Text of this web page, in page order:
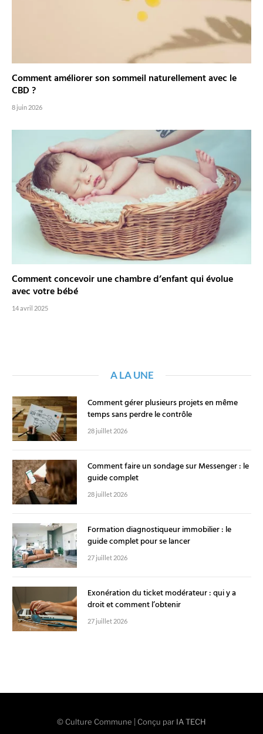
Comment améliorer son sommeil naturellement avec le
CBD ?
8 juin 2026
Comment concevoir une chambre d’enfant qui évolue
avec votre bébé
14 avril 2025
A LA UNE
Comment gérer plusieurs projets en même
temps sans perdre le contrôle
28 juillet 2026
Comment faire un sondage sur Messenger : le
guide complet
28 juillet 2026
Formation diagnostiqueur immobilier : le
guide complet pour se lancer
27 juillet 2026
Exonération du ticket modérateur : qui y a
droit et comment l’obtenir
27 juillet 2026
© Culture Commune | Conçu par IA TECH